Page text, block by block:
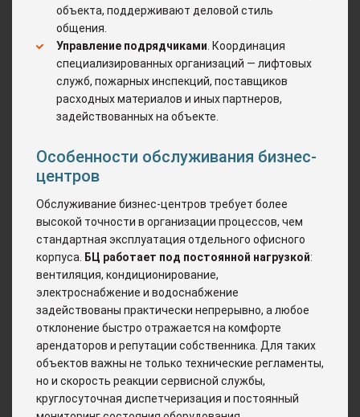
объекта, поддерживают деловой стиль
общения.
Управление подрядчиками . Координация
специализированных организаций — лифтовых
служб, пожарных инспекций, поставщиков
расходных материалов и иных партнеров,
задействованных на объекте.
Особенности обслуживания бизнес-
центров
Обслуживание бизнес-центров требует более
высокой точности в организации процессов, чем
стандартная эксплуатация отдельного офисного
корпуса.
БЦ работает под постоянной нагрузкой:
вентиляция, кондиционирование,
электроснабжение и водоснабжение
задействованы практически непрерывно, а любое
отклонение быстро отражается на комфорте
арендаторов и репутации собственника. Для таких
объектов важны не только технические регламенты,
но и скорость реакции сервисной службы,
круглосуточная диспетчеризация и постоянный